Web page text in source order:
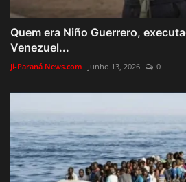
Quem era Niño Guerrero,
Venezuel...
Ji-Paraná News.com Junho 13, 2026 0